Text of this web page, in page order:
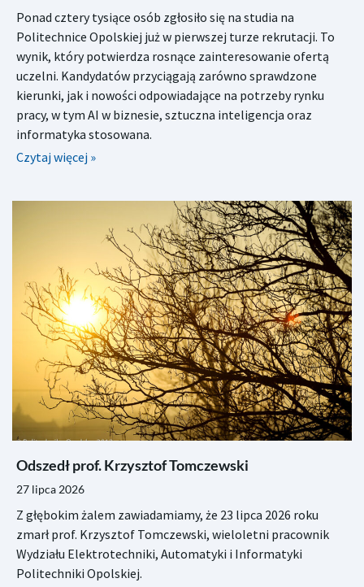
Ponad cztery tysiące osób zgłosiło się na studia na
Politechnice Opolskiej już w pierwszej turze rekrutacji. To
wynik, który potwierdza rosnące zainteresowanie ofertą
uczelni. Kandydatów przyciągają zarówno sprawdzone
kierunki, jak i nowości odpowiadające na potrzeby rynku
pracy, w tym AI w biznesie, sztuczna inteligencja oraz
informatyka stosowana.
Czytaj więcej »
Odszedł prof. Krzysztof Tomczewski
27 lipca 2026
Z głębokim żalem zawiadamiamy, że 23 lipca 2026 roku
zmarł prof. Krzysztof Tomczewski, wieloletni pracownik
Wydziału Elektrotechniki, Automatyki i Informatyki
Politechniki Opolskiej.